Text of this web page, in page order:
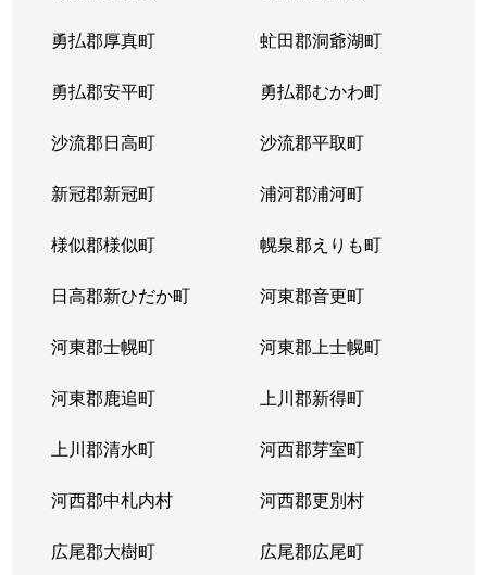
勇払郡厚真町 虻田郡洞爺湖町
勇払郡安平町 勇払郡むかわ町
沙流郡日高町 沙流郡平取町
新冠郡新冠町 浦河郡浦河町
様似郡様似町 幌泉郡えりも町
日高郡新ひだか町 河東郡音更町
河東郡士幌町 河東郡上士幌町
河東郡鹿追町 上川郡新得町
上川郡清水町 河西郡芽室町
河西郡中札内村 河西郡更別村
広尾郡大樹町 広尾郡広尾町